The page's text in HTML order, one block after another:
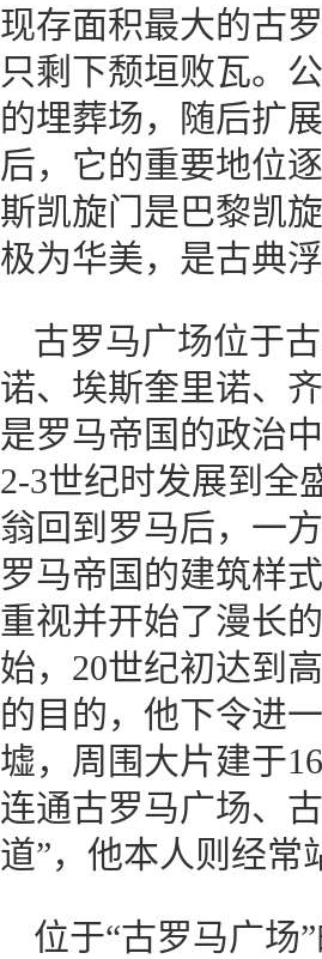
现存面积最大的古
只剩下颓垣败瓦。
的埋葬场，随后扩
后，它的重要地位
斯凯旋门是巴黎凯
极为华美，是古典
古罗马广场位于
诺、埃斯奎里诺、
是罗马帝国的政治
2-3世纪时发展到全
翁回到罗马后，一
罗马帝国的建筑样
重视并开始了漫长
始，20世纪初达到
的目的，他下令进
墟，周围大片建于
连通古罗马广场、
道”，他本人则经常
位于“古罗马广场